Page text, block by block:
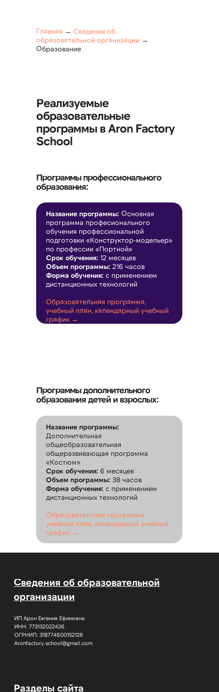
Реализуемые
образовательные
программы в Aron Factory
School
Программы профессионального
образования:
Главная → Сведения об
образовательной организации →
Образование
Название программы: Основная
программа професионального
обучения профессиональной
подготовки «Конструктор-модельер»
по профессии «Портной»
Срок обучения: 12 месяцев
Объем программы: 216 часов
Форма обучения: с применением
дистанционных технологий
Образовательная программа,
учебный план, календарный учебный
график →
Программы дополнительного
образования детей и взрослых:
Название программы:
Дополнительная
общеобразовательная
общеразвивающая программа
«Костюм»
Срок обучения: 6 месяцев
Объем программы: 38 часов
Форма обучения: с применением
дистанционных технологий
Образовательная программа,
учебный план, календарный учебный
график →
Продукты
Закрытый клуб AFS
Каталог выкроек
Сведения об образовательной
организации
Метод Арон
Разделы сайта
О Евгении Арон
ИП Арон Евгения Ефимовна
ИНН: 773132022426
ОГРНИП: 318774600152126
Aronfactory.school@gmail.com